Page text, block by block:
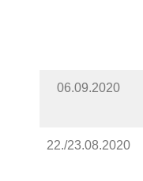
06.09.2020
22./23.08.2020